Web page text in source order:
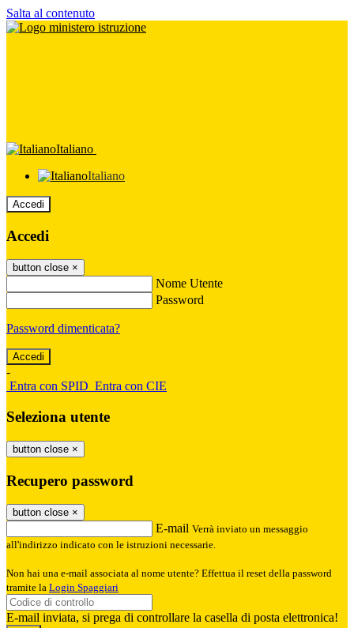
Salta al contenuto
Italiano
Italiano
Accedi
Accedi
button close ×
Nome Utente
Password
Password dimenticata?
-
Entra con SPID Entra con CIE
Seleziona utente
button close ×
Recupero password
button close ×
E-mail Verrà inviato un messaggio
all'indirizzo indicato con le istruzioni necessarie.
Non hai una e-mail associata al nome utente? Effettua il reset della password
tramite la Login Spaggiari
E-mail inviata, si prega di controllare la casella di posta elettronica!